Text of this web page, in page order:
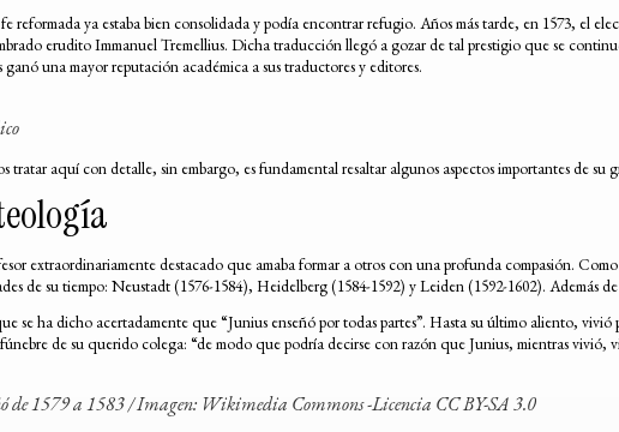
reformada ya estaba bien consolidada y podía encontrar refugio. Años más tarde, en 1573, el
erudito Immanuel Tremellius. Dicha traducción llegó a gozar de tal prestigio que se
una mayor reputación académica a sus traductores y editores.
aquí con detalle, sin embargo, es fundamental resaltar algunos aspectos importantes de su
extraordinariamente destacado que amaba formar a otros con una profunda compasión.
de su tiempo: Neustadt (1576-1584), Heidelberg (1584-1592) y Leiden (1592-1602). Además
ha dicho acertadamente que “Junius enseñó por todas partes”. Hasta su último aliento, vivió
de su querido colega: “de modo que podría decirse con razón que Junius, mientras vivió,
de 1579 a 1583 / Imagen: Wikimedia Commons -Licencia CC BY-SA 3.0